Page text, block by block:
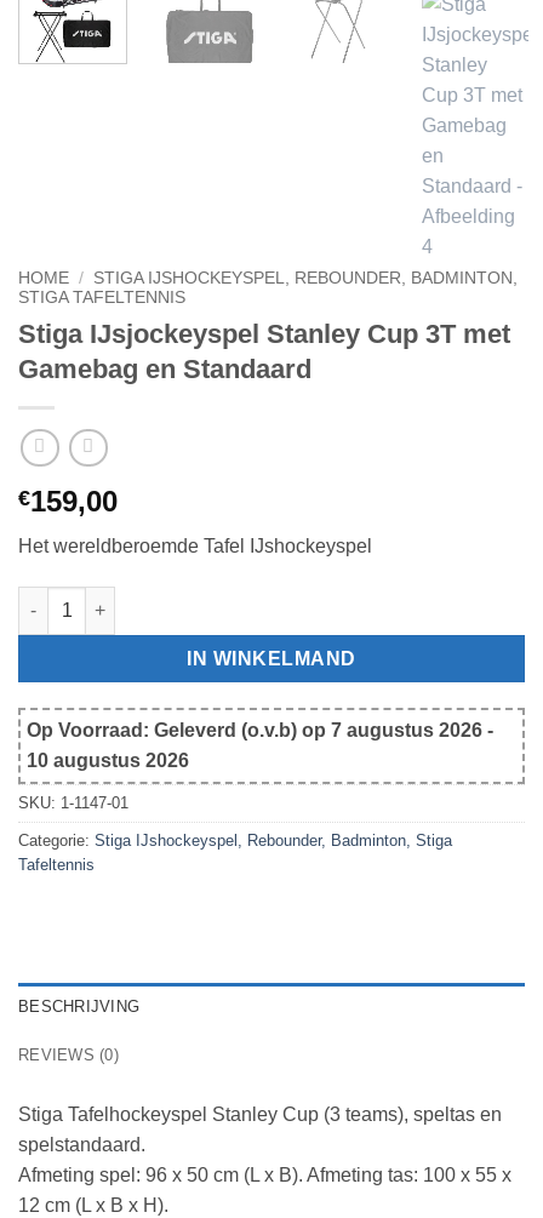
HOME / STIGA IJSHOCKEYSPEL, REBOUNDER, BADMINTON,
STIGA TAFELTENNIS
Stiga IJsjockeyspel Stanley Cup 3T met
Gamebag en Standaard
€159,00
Het wereldberoemde Tafel IJshockeyspel
Stiga IJsjockeyspel Stanley Cup 3T met Gamebag en
IN WINKELMAND
Op Voorraad: Geleverd (o.v.b) op 7 augustus 2026 -
10 augustus 2026
SKU: 1-1147-01
Categorie: Stiga IJshockeyspel, Rebounder, Badminton, Stiga
Tafeltennis
BESCHRIJVING
REVIEWS (0)
Stiga Tafelhockeyspel Stanley Cup (3 teams), speltas en
spelstandaard.
Afmeting spel: 96 x 50 cm (L x B). Afmeting tas: 100 x 55 x
12 cm (L x B x H).